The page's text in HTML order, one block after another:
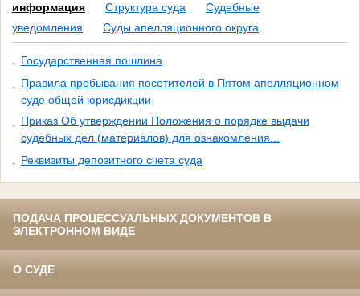
информация
Структура суда
Судебные
уведомления
Суды апелляционного округа
Государственная пошлина
Правила пребывания посетителей в Пятом апелляционном
суде общей юрисдикции
Приказ Об утверждении Положения о порядке выдачи
судебных дел (материалов) для ознакомления...
Реквизиты депозитного счета суда
ПОДАЧА ПРОЦЕССУАЛЬНЫХ ДОКУМЕНТОВ В
ЭЛЕКТРОННОМ ВИДЕ
О СУДЕ